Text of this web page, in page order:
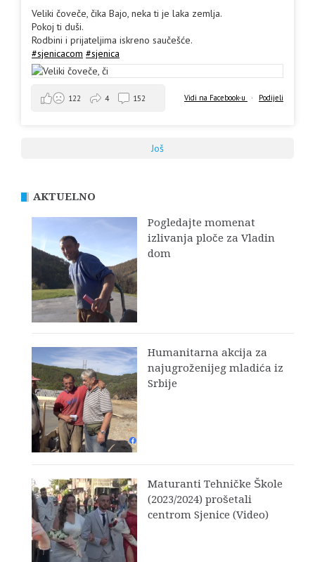
Veliki čoveče, čika Bajo, neka ti je laka zemlja.
Pokoj ti duši.
Rodbini i prijateljima iskreno saučešće.
#sjenicacom #sjenica
Vidi na Facebook-u · Podijeli
122 4 152
Još
AKTUELNO
Pogledajte momenat
izlivanja ploče za Vladin
dom
Humanitarna akcija za
najugroženijeg mladića iz
Srbije
Maturanti Tehničke Škole
(2023/2024) prošetali
centrom Sjenice (Video)